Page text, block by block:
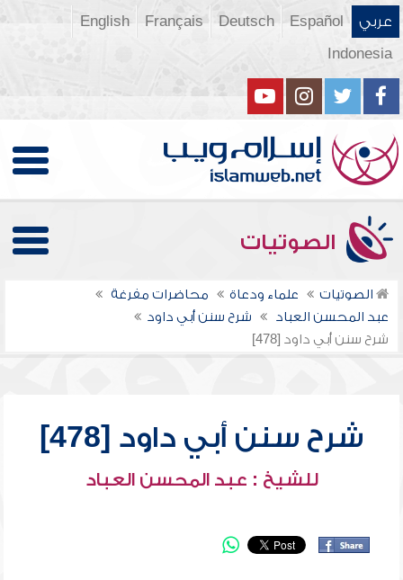
عربي Español
Deutsch
Français
English
Indonesia
الصوتيات
الصوتيات علماء ودعاة
محاضرات مفرغة
عبد المحسن العباد
شرح سنن أبي داود
شرح سنن أبي داود [478]
شرح سنن أبي داود [478]
للشيخ : عبد المحسن العباد